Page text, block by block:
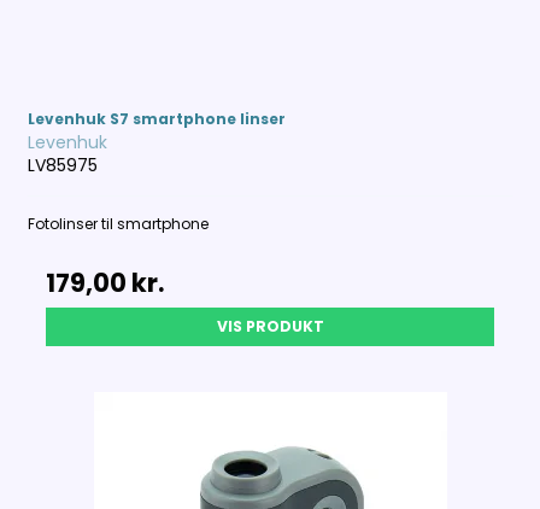
Levenhuk S7 smartphone linser
Levenhuk
LV85975
Fotolinser til smartphone
179,00 kr.
VIS PRODUKT